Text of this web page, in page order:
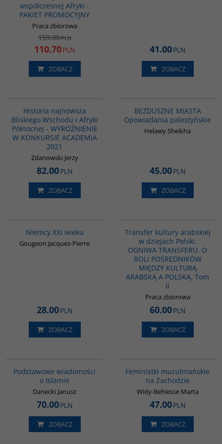
współczesnej Afryki -
PAKIET PROMOCYJNY
Praca zbiorowa
159.00PLN
110.70PLN
ZOBACZ
41.00PLN
ZOBACZ
Historia najnowsza
Bliskiego Wschodu i Afryki
Północnej - WYRÓŻNIENIE
W KONKURSIE ACADEMIA
2021
Zdanowski Jerzy
82.00PLN
ZOBACZ
BEZDUSZNE MIASTA
Opowiadania palestyńskie
Helawy Sheikha
45.00PLN
ZOBACZ
Niemcy XXI wieku
Gougeon Jacques-Pierre
28.00PLN
ZOBACZ
Transfer kultury arabskiej
w dziejach Polski.
OGNIWA TRANSFERU. O
ROLI POŚREDNIKÓW
MIĘDZY KULTURĄ
ARABSKĄ A POLSKĄ. Tom
II
Praca zbiorowa
60.00PLN
ZOBACZ
Podstawowe wiadomości
o Islamie
Danecki Janusz
70.00PLN
ZOBACZ
Feministki muzułmańskie
na Zachodzie
Widy-Behiesse Marta
47.00PLN
ZOBACZ